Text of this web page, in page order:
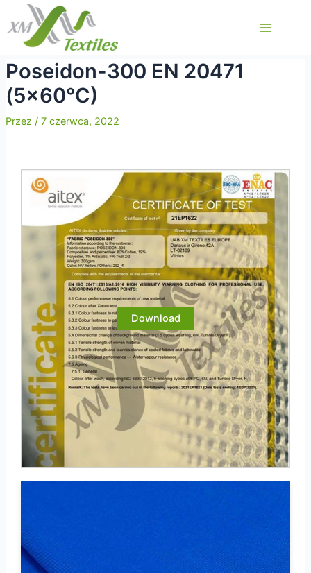
Przejdź
do
treści
Poseidon-300 EN 20471
(5×60°C)
Przez / 7 czerwca, 2022
Download